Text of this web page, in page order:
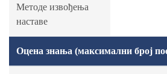
Методе извођења
наставе
Оцена знања (максимални број